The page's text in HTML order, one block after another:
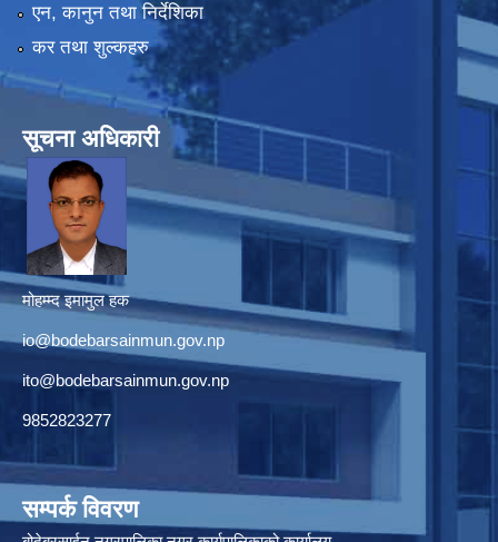
एन, कानुन तथा निर्देशिका
कर तथा शुल्कहरु
सूचना अधिकारी
मोहम्म्द इमामुल हक
io@bodebarsainmun.gov.np
ito@bodebarsainmun.gov.np
9852823277
सम्पर्क विवरण